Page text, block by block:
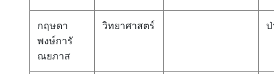
กฤษดา
พงษ์การั
ณยภาส
วิทยาศาสตร์ ป่